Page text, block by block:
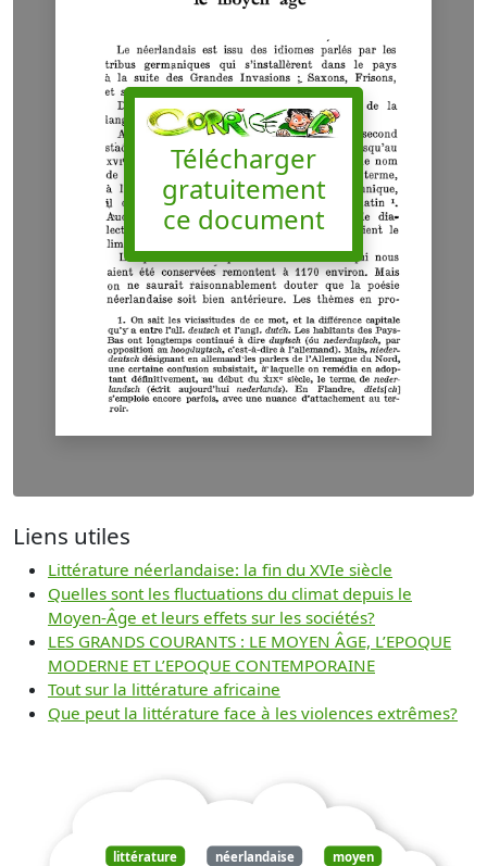
Télécharger
gratuitement
ce document
Liens utiles
Littérature néerlandaise: la fin du XVIe siècle
Quelles sont les fluctuations du climat depuis le
Moyen-Âge et leurs effets sur les sociétés?
LES GRANDS COURANTS : LE MOYEN ÂGE, L’EPOQUE
MODERNE ET L’EPOQUE CONTEMPORAINE
Tout sur la littérature africaine
Que peut la littérature face à les violences extrêmes?
littérature néerlandaise moyen